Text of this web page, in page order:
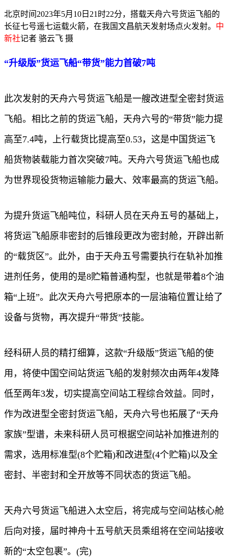
北京时间2023年5月10日21时22分，搭载天舟六号货运飞船的
长征七号遥七运载火箭，在我国文昌航天发射场点火发射。 中
新社记者 骆云飞 摄
“升级版”货运飞船“带货”能力首破7吨
此次发射的天舟六号货运飞船是一艘改进型全密封货运
飞船。相比之前的货运飞船，天舟六号的“带货”能力提
高至7.4吨，上行载货比提高至0.53，这是中国货运飞
船货物装载能力首次突破7吨。天舟六号货运飞船也成
为世界现役货物运输能力最大、效率最高的货运飞船。
为提升货运飞船吨位，科研人员在天舟五号的基础上，
将货运飞船原非密封的后锥段更改为密封舱，开辟出新
的“载货区”。此外，由于天舟五号需要执行在轨补加推
进剂任务，使用的是8贮箱普通构型，也就是带着8个油
箱“上班”。此次天舟六号把原本的一层油箱位置让给了
设备与货物，再次提升“带货”技能。
经科研人员的精打细算，这款“升级版”货运飞船的使
用，将使中国空间站货运飞船的发射频次由两年4发降
低至两年3发，切实提高空间站工程综合效益。同时，
作为改进型全密封货运飞船，天舟六号也拓展了“天舟
家族”型谱，未来科研人员可根据空间站补加推进剂的
需求，选用标准型(8个贮箱)和改进型(4个贮箱)以及全
密封、半密封和全开放等不同状态的货运飞船。
天舟六号货运飞船进入太空后，将完成与空间站核心舱
后向对接，届时神舟十五号航天员乘组将在空间站接收
新的“太空包裹”。(完)